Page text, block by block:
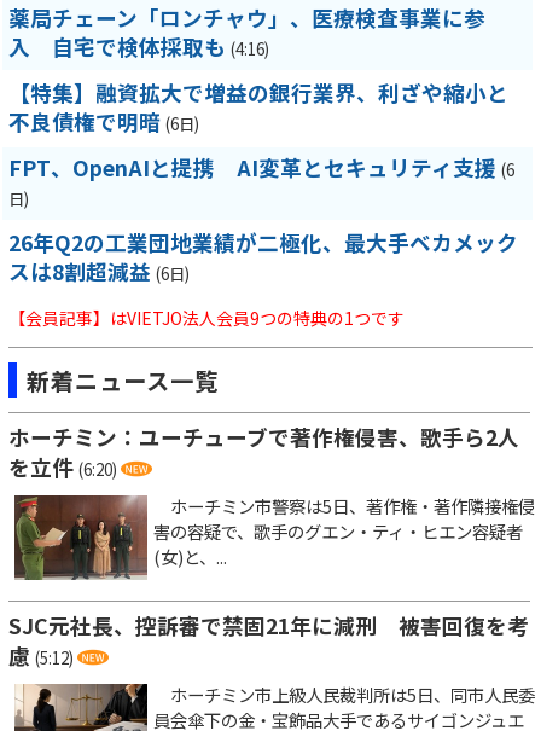
薬局チェーン「ロンチャウ」、医療検査事業に参
入 自宅で検体採取も (4:16)
【特集】融資拡大で増益の銀行業界、利ざや縮小と
不良債権で明暗 (6日)
FPT、OpenAIと提携 AI変革とセキュリティ支援 (6
日)
26年Q2の工業団地業績が二極化、最大手ベカメック
スは8割超減益 (6日)
【会員記事】はVIETJO法人会員9つの特典の1つです
新着ニュース一覧
ホーチミン：ユーチューブで著作権侵害、歌手ら2人
を立件 (6:20)
ホーチミン市警察は5日、著作権・著作隣接権侵
害の容疑で、歌手のグエン・ティ・ヒエン容疑者
(女)と、...
SJC元社長、控訴審で禁固21年に減刑 被害回復を考
慮 (5:12)
ホーチミン市上級人民裁判所は5日、同市人民委
員会傘下の金・宝飾品大手であるサイゴンジュエ